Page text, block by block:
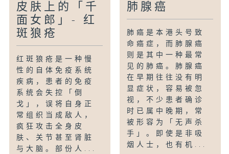
皮肤上的「千
面女郎」- 红
斑狼疮
红斑狼疮是一种慢
性的自体免疫系统
疾病，患者的免疫
系统会失控「倒
戈」，误将自身正
常组织当成敌人，
疯狂攻击全身皮
肤、关节甚至肾脏
与大脑。部份人...
肺腺癌
肺癌是本港头号致
命癌症，而肺腺癌
则是其中一种最常
见的肺癌。肺腺癌
在早期往往没有明
显症状，容易被忽
视，不少患者确诊
时已属中晚期，常
被形容为「无声杀
手」。即使是非吸
烟人士，也有机...